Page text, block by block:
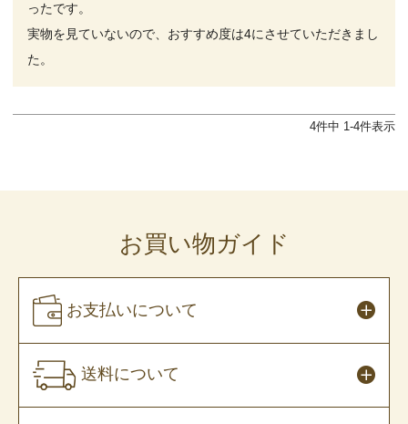
ったです。
実物を見ていないので、おすすめ度は4にさせていただきまし
た。
4件中 1-4件表示
お買い物ガイド
お支払いについて
送料について